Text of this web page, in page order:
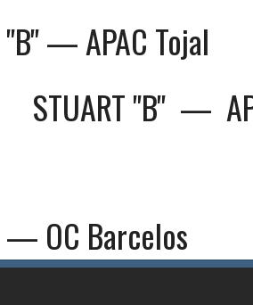
"B" — APAC Tojal
STUART "B" —
— OC Barcelos